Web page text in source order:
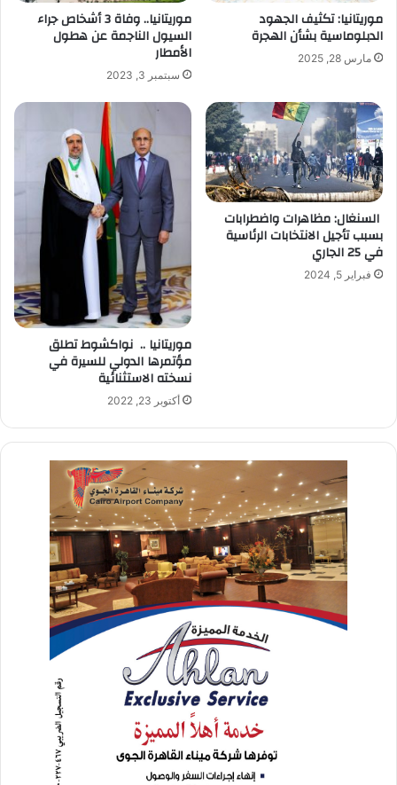
موريتانيا: تكثيف الجهود
الدبلوماسية بشأن الهجرة
مارس 28, 2025
موريتانيا.. وفاة 3 أشخاص جراء
السيول الناجمة عن هطول
الأمطار
سبتمبر 3, 2023
السنغال: مظاهرات واضطرابات
بسبب تأجيل الانتخابات الرئاسية
في 25 الجاري
فبراير 5, 2024
موريتانيا .. نواكشوط تطلق
مؤتمرها الدولي للسيرة في
نسخته الاستثنائية
أكتوبر 23, 2022